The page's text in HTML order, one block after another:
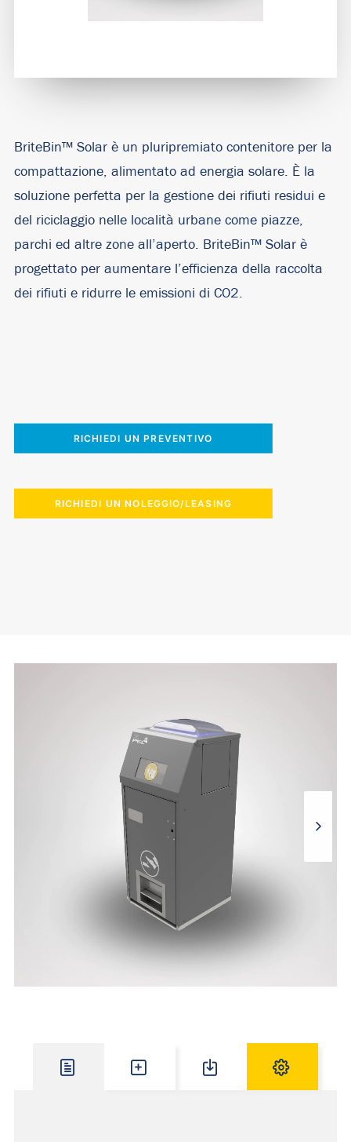
BriteBin™ Solar è un pluripremiato contenitore per la
compattazione, alimentato ad energia solare. È la
soluzione perfetta per la gestione dei rifiuti residui e
del riciclaggio nelle località urbane come piazze,
parchi ed altre zone all’aperto. BriteBin™ Solar è
progettato per aumentare l’efficienza della raccolta
dei rifiuti e ridurre le emissioni di CO2.
RICHIEDI UN PREVENTIVO
RICHIEDI UN NOLEGGIO/LEASING